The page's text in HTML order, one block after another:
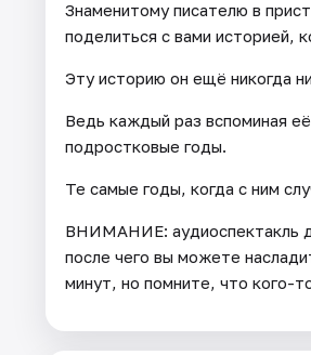
Знаменитому писателю в
поделиться с вами историей,
Эту историю он ещё никогда
Ведь каждый раз вспоминая
подростковые годы.
Те самые годы, когда с ним
ВНИМАНИЕ: аудиоспектакль
после чего вы можете
минут, но помните, что кого-